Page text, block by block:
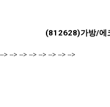
(812628)가방/에
--> --> --> --> --> --> --> -->